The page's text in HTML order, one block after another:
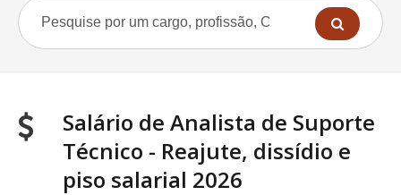
Salário de Analista de Suporte
Técnico - Reajute, dissídio e
piso salarial 2026